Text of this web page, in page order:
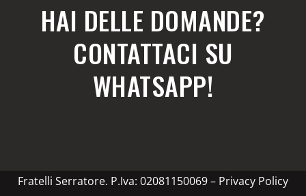
HAI DELLE DOMANDE?
CONTATTACI SU
WHATSAPP!
Fratelli Serratore. P.Iva: 02081150069 – Privacy Policy